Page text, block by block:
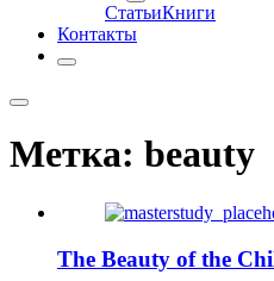
СтатьиКниги
Контакты
Метка: beauty
The Beauty of the